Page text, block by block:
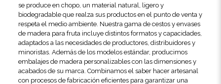
se produce en chopo, un material natural, ligero y
biodegradable que realza sus productos en el punto de venta y
respeta el medio ambiente. Nuestra gama de cestos y envases
de madera para fruta incluye distintos formatos y capacidades,
adaptados a las necesidades de productores, distribuidores y
minoristas. Además de los modelos estándar, producimos
embalajes de madera personalizables con las dimensiones y
acabados de su marca. Combinamos el saber hacer artesanal
con procesos de fabricación eficientes para garantizar una